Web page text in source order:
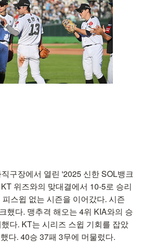
구장에서 열린 '2025 신한 SOL뱅크
위즈와의 맞대결에서 10-5로 승리
스윕 없는 시즌을 이어갔다. 시즌
했다. 맹추격 해오는 4위 KIA와의 승
다. KT는 시리즈 스윕 기회를 잡았
다. 40승 37패 3무에 머물렀다.